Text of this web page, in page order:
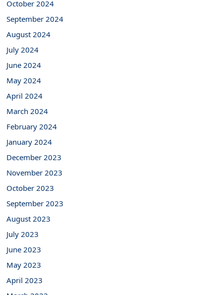
October 2024
September 2024
August 2024
July 2024
June 2024
May 2024
April 2024
March 2024
February 2024
January 2024
December 2023
November 2023
October 2023
September 2023
August 2023
July 2023
June 2023
May 2023
April 2023